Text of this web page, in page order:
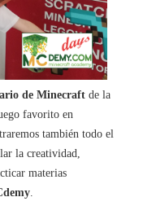
de Minecraft de la
favorito en
también todo el
la creatividad,
materias